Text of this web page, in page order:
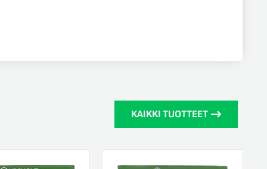
KAIKKI TUOTTEET